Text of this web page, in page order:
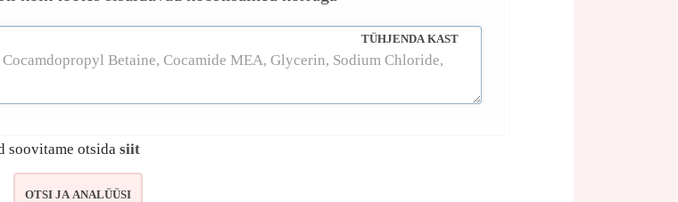
TÜHJENDA KAST
soovitame otsida siit